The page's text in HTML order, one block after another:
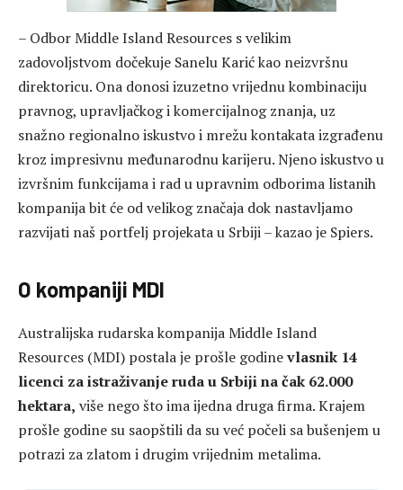
– Odbor Middle Island Resources s velikim
zadovoljstvom dočekuje Sanelu Karić kao neizvršnu
direktoricu. Ona donosi izuzetno vrijednu kombinaciju
pravnog, upravljačkog i komercijalnog znanja, uz
snažno regionalno iskustvo i mrežu kontakata izgrađenu
kroz impresivnu međunarodnu karijeru. Njeno iskustvo u
izvršnim funkcijama i rad u upravnim odborima listanih
kompanija bit će od velikog značaja dok nastavljamo
razvijati naš portfelj projekata u Srbiji – kazao je Spiers.
O kompaniji MDI
Australijska rudarska kompanija Middle Island
Resources (MDI) postala je prošle godinevlasnik 14
licenci za istraživanje ruda u Srbiji na čak 62.000
hektara, više nego što ima ijedna druga firma. Krajem
prošle godine su saopštili da su već počeli sa bušenjem u
potrazi za zlatom i drugim vrijednim metalima.